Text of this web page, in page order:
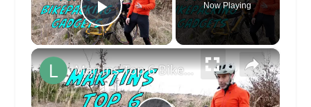
Play Video
Now Playing
×
Martins Top 6 Bikepacking Gadgets: Das beste Bikepacking Zubehör für sorgenfreie Radtouren